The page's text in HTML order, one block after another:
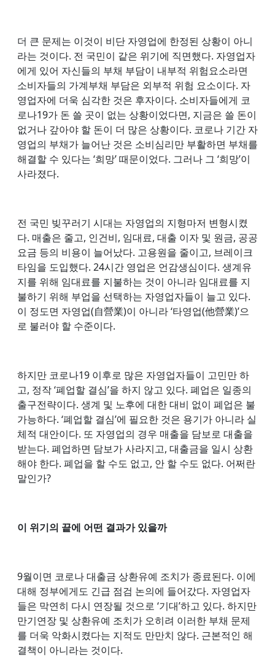
더 큰 문제는 이것이 비단 자영업에 한정된 상황이 아니
라는 것이다. 전 국민이 같은 위기에 직면했다. 자영업자
에게 있어 자신들의 부채 부담이 내부적 위험요소라면
소비자들의 가계부채 부담은 외부적 위험 요소이다. 자
영업자에 더욱 심각한 것은 후자이다. 소비자들에게 코
로나19가 돈 쓸 곳이 없는 상황이었다면, 지금은 쓸 돈이
없거나 갚아야 할 돈이 더 많은 상황이다. 코로나 기간 자
영업의 부채가 늘어난 것은 소비심리만 부활하면 부채를
해결할 수 있다는 ‘희망’ 때문이었다. 그러나 그 ‘희망’이
사라졌다.
전 국민 빚꾸러기 시대는 자영업의 지형마저 변형시켰
다. 매출은 줄고, 인건비, 임대료, 대출 이자 및 원금, 공공
요금 등의 비용이 늘어났다. 고용원을 줄이고, 브레이크
타임을 도입했다. 24시간 영업은 언감생심이다. 생계유
지를 위해 임대료를 지불하는 것이 아니라 임대료를 지
불하기 위해 부업을 선택하는 자영업자들이 늘고 있다.
이 정도면 자영업(自營業)이 아니라 ‘타영업(他營業)’으
로 불러야 할 수준이다.
하지만 코로나19 이후로 많은 자영업자들이 고민만 하
고, 정작 ‘폐업할 결심’을 하지 않고 있다. 폐업은 일종의
출구전략이다. 생계 및 노후에 대한 대비 없이 폐업은 불
가능하다. ‘폐업할 결심’에 필요한 것은 용기가 아니라 실
체적 대안이다. 또 자영업의 경우 매출을 담보로 대출을
받는다. 폐업하면 담보가 사라지고, 대출금을 일시 상환
해야 한다. 폐업을 할 수도 없고, 안 할 수도 없다. 어쩌란
말인가?
이 위기의 끝에 어떤 결과가 있을까
9월이면 코로나 대출금 상환유예 조치가 종료된다. 이에
대해 정부에게도 긴급 점검 논의에 들어갔다. 자영업자
들은 막연히 다시 연장될 것으로 ‘기대’하고 있다. 하지만
만기연장 및 상환유예 조치가 오히려 이러한 부채 문제
를 더욱 악화시켰다는 지적도 만만치 않다. 근본적인 해
결책이 아니라는 것이다.